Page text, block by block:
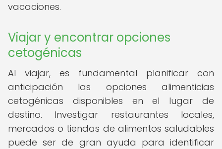
vacaciones.
Viajar y encontrar opciones
cetogénicas
Al viajar, es fundamental planificar con
anticipación las opciones alimenticias
cetogénicas disponibles en el lugar de
destino. Investigar restaurantes locales,
mercados o tiendas de alimentos saludables
puede ser de gran ayuda para identificar